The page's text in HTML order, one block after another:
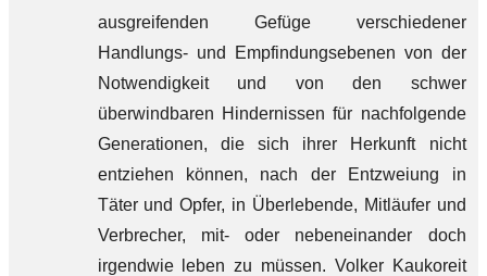
ausgreifenden Gefüge verschiedener
Handlungs- und Empfindungsebenen von der
Notwendigkeit und von den schwer
überwindbaren Hindernissen für nachfolgende
Generationen, die sich ihrer Herkunft nicht
entziehen können, nach der Entzweiung in
Täter und Opfer, in Überlebende, Mitläufer und
Verbrecher, mit- oder nebeneinander doch
irgendwie leben zu müssen. Volker Kaukoreit